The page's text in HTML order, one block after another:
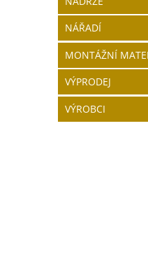
NÁŘADÍ
MONTÁŽNÍ
VÝPRODEJ
VÝROBCI